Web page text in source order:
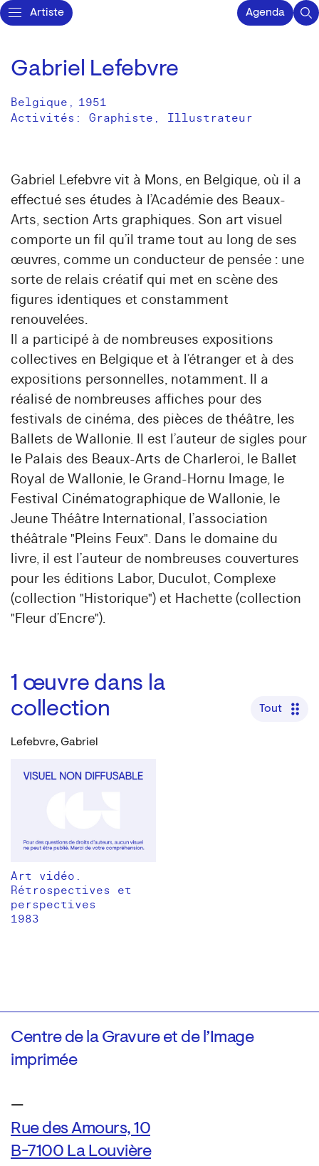
Artiste Agenda
Gabriel Lefebvre
Belgique , 1951
Activités: Graphiste Illustrateur
Gabriel Lefebvre vit à Mons, en Belgique, où il a
effectué ses études à l’Académie des Beaux-
Arts, section Arts graphiques. Son art visuel
comporte un fil qu’il trame tout au long de ses
œuvres, comme un conducteur de pensée : une
sorte de relais créatif qui met en scène des
figures identiques et constamment
renouvelées.
Il a participé à de nombreuses expositions
collectives en Belgique et à l’étranger et à des
expositions personnelles, notamment. Il a
réalisé de nombreuses affiches pour des
festivals de cinéma, des pièces de théâtre, les
Ballets de Wallonie. Il est l’auteur de sigles pour
le Palais des Beaux-Arts de Charleroi, le Ballet
Royal de Wallonie, le Grand-Hornu Image, le
Festival Cinématographique de Wallonie, le
Jeune Théâtre International, l’association
théâtrale "Pleins Feux". Dans le domaine du
livre, il est l’auteur de nombreuses couvertures
pour les éditions Labor, Duculot, Complexe
(collection "Historique") et Hachette (collection
"Fleur d’Encre").
1 œuvre dans la
collection
Tout
Lefebvre, Gabriel
Art vidéo.
Rétrospectives et
perspectives
1983
Centre de la Gravure et de l’Image
imprimée
—
Rue des Amours, 10
B-7100 La Louvière